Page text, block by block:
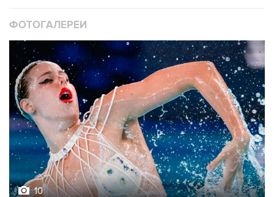
ФОТОГАЛЕРЕИ
10